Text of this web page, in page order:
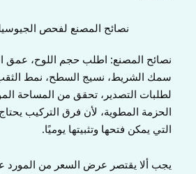
نصائح المصنع لفحص
نصائح المصنع: اطلب حجم اللوح، عمق
سمك الشريط، نسيج السطح، نمط
لطلبات التصدير، تحقق من المساحة
الحزمة المطوية، لأن فرق التركيب
التي يمكن فتحها وتثبيتها يوميًا.
يجب ألا يقتصر عرض السعر من المورد